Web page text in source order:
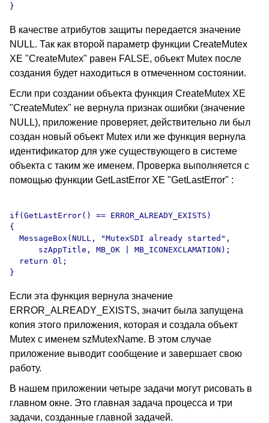
В качестве атрибутов защиты передается значение
NULL. Так как второй параметр функции CreateMutex
XE "CreateMutex" равен FALSE, объект Mutex после
создания будет находиться в отмеченном состоянии.
Если при создании объекта функция CreateMutex XE
"CreateMutex" не вернула признак ошибки (значение
NULL), приложение проверяет, действительно ли был
создан новый объект Mutex или же функция вернула
идентификатор для уже существующего в системе
объекта с таким же именем. Проверка выполняется с
помощью функции GetLastError XE "GetLastError" :
if(GetLastError() == ERROR_ALREADY_EXISTS)
{
  MessageBox(NULL, "MutexSDI already started",
      szAppTitle, MB_OK | MB_ICONEXCLAMATION);
  return 0l;
Если эта функция вернула значение
ERROR_ALREADY_EXISTS, значит была запущена
копия этого приложения, которая и создала объект
Mutex с именем szMutexName. В этом случае
приложение выводит сообщение и завершает свою
работу.
В нашем приложении четыре задачи могут рисовать в
главном окне. Это главная задача процесса и три
задачи, созданные главной задачей.